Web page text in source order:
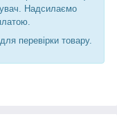
Надсилаємо
перевірки товару.